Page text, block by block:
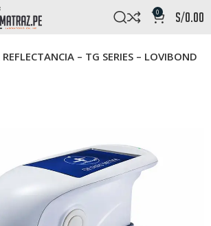
0 s/0.00
– TG SERIES – LOVIBOND